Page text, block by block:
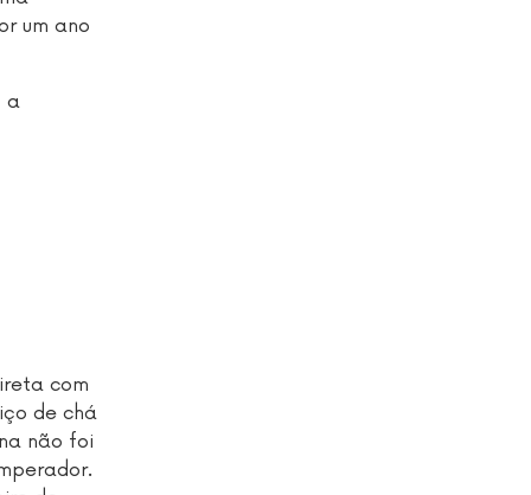
um ano
a
com
de chá
não foi